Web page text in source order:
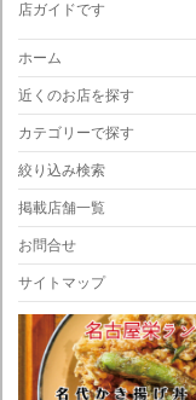
店ガイドです
ホーム
近くのお店を探す
カテゴリーで探す
絞り込み検索
掲載店舗一覧
お問合せ
サイトマップ